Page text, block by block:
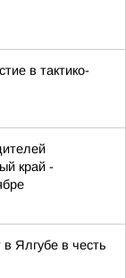
в тактико-
край -
Ялгубе в честь